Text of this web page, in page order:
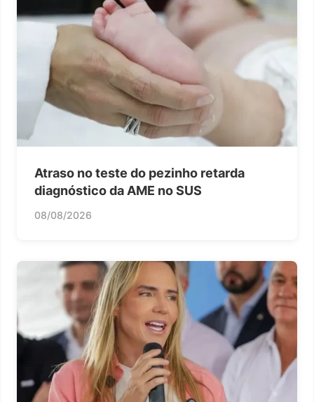
Atraso no teste do pezinho retarda
diagnóstico da AME no SUS
08/08/2026